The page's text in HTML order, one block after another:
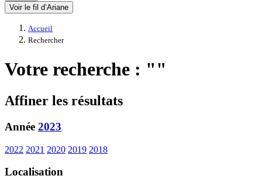
Voir le fil d’Ariane
Accueil
Rechercher
Votre recherche : ""
Affiner les résultats
Année 2023
2022 2021 2020 2019 2018
Localisation